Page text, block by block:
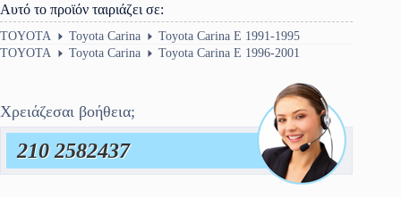
Αυτό το προϊόν ταιριάζει σε:
TOYOTA Toyota Carina
Toyota Carina E 1991-1995
TOYOTA
Toyota Carina Toyota Carina E 1996-2001
Χρειάζεσαι βοήθεια;
210 2582437